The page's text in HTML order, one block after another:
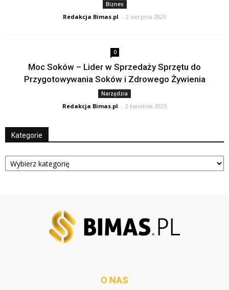
Biznes
Redakcja Bimas.pl - 2 sierpnia 2025
0
Moc Soków – Lider w Sprzedaży Sprzętu do
Przygotowywania Soków i Zdrowego Żywienia
Narzędzia
Redakcja Bimas.pl - 2 kwietnia 2025
Kategorie
Kategorie
O NAS